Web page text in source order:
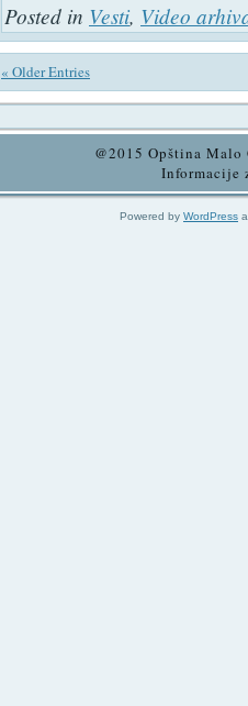
Posted in Vesti, Video
« Older Entries
@2015 Opština
Informacije
Powered by WordPress